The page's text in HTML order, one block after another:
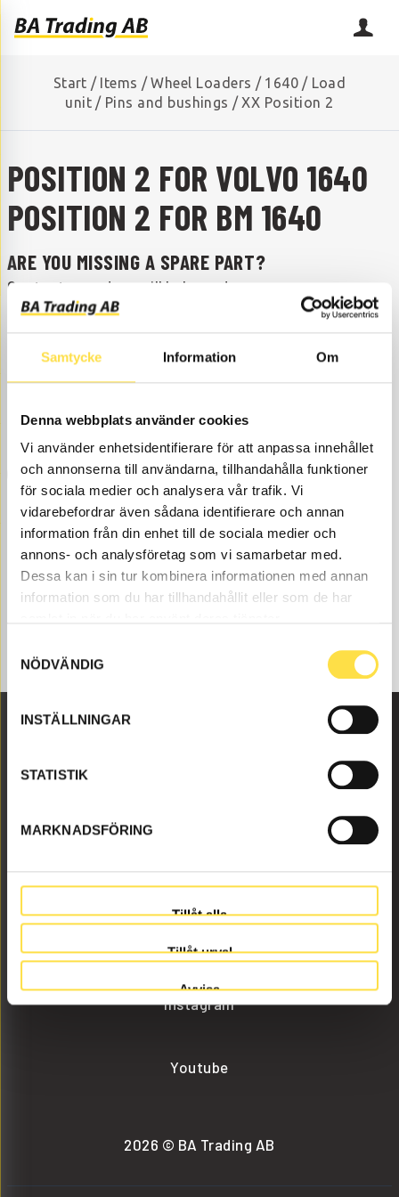
Samtycke Information Om
Denna webbplats använder cookies
Vi använder enhetsidentifierare för att anpassa innehållet
och annonserna till användarna, tillhandahålla funktioner
för sociala medier och analysera vår trafik. Vi
vidarebefordrar även sådana identifierare och annan
information från din enhet till de sociala medier och
annons- och analysföretag som vi samarbetar med.
Dessa kan i sin tur kombinera informationen med annan
information som du har tillhandahållit eller som de har
NÖDVÄNDIG
INSTÄLLNINGAR
STATISTIK
MARKNADSFÖRING
Tillåt alla
Tillåt urval
Avvisa
Start / Items / Wheel Loaders / 1640 / Load
unit / Pins and bushings / XX Position 2
POSITION 2 FOR VOLVO 1640
POSITION 2 FOR BM 1640
ARE YOU MISSING A SPARE PART?
Contact us and we will help you!
+46 (0) 152-32500
Here you find Position 2 to 1640 wheel loaders as Volvo
parts at BA Trading. Our Position 2 for wheel loaders
renovated Volvo parts both as original and non-
original. We have Volvo parts to position 2 for all Volvo
construction machines and these Volvo parts like shim
(1171-75110, SH5110, 117204110) etc for position 2 that is
suitable for Volvo wheel loaders 1640.
info@batrading.se
+46 (0) 152-32500
Instagram
Youtube
2026 © BA Trading AB